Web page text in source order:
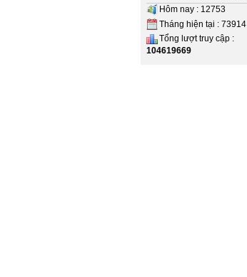
Hôm nay : 12753
Tháng hiện tại : 73914
Tổng lượt truy cập :
104619669